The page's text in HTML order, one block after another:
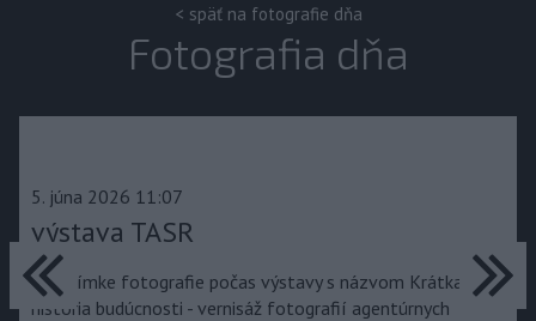
< späť na fotografie dňa
Fotografia dňa
5. júna 2026 11:07
výstava TASR
Na snímke fotografie počas výstavy s názvom Krátka
história budúcnosti - vernisáž fotografií agentúrnych
predchádzajúce